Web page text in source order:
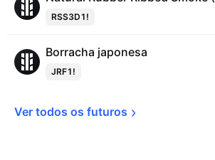
RSS3D1!
Borracha japonesa
JRF1!
Ver todos os futuros